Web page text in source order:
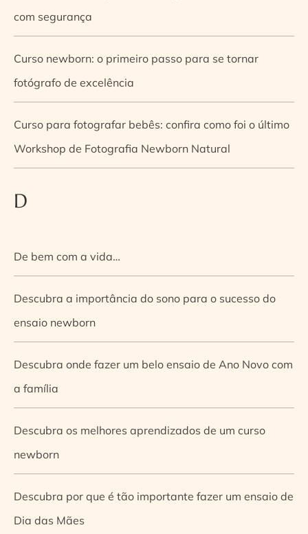
com segurança
Curso newborn: o primeiro passo para se tornar
fotógrafo de excelência
Curso para fotografar bebês: confira como foi o último
Workshop de Fotografia Newborn Natural
D
De bem com a vida…
Descubra a importância do sono para o sucesso do
ensaio newborn
Descubra onde fazer um belo ensaio de Ano Novo com
a família
Descubra os melhores aprendizados de um curso
newborn
Descubra por que é tão importante fazer um ensaio de
Dia das Mães